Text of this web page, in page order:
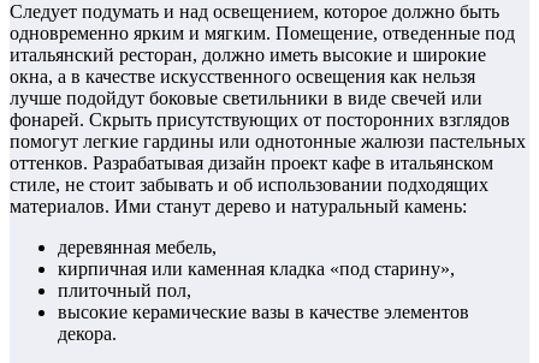
Следует подумать и над освещением, которое должно быть
одновременно ярким и мягким. Помещение, отведенные под
итальянский ресторан, должно иметь высокие и широкие
окна, а в качестве искусственного освещения как нельзя
лучше подойдут боковые светильники в виде свечей или
фонарей. Скрыть присутствующих от посторонних взглядов
помогут легкие гардины или однотонные жалюзи пастельных
оттенков. Разрабатывая дизайн проект кафе в итальянском
стиле, не стоит забывать и об использовании подходящих
материалов. Ими станут дерево и натуральный камень:
деревянная мебель,
кирпичная или каменная кладка «под старину»,
плиточный пол,
высокие керамические вазы в качестве элементов
декора.